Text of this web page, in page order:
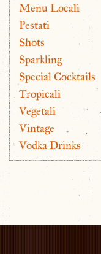
Menu Locali
Pestati
Shots
Sparkling
Special Cocktails
Tropicali
Vegetali
Vintage
Vodka Drinks